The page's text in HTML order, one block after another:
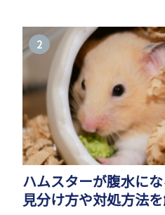
でしょうか...
ハムスターが腹水に
見分け方や対処方法